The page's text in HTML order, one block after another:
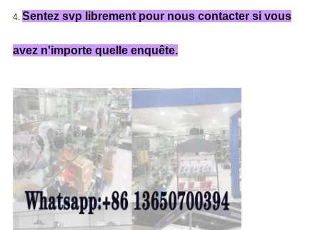
4. Sentez svp librement pour nous contacter si vous
avez n'importe quelle enquête.